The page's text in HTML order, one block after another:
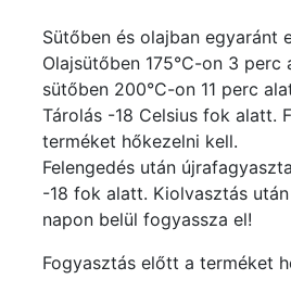
Sütőben és olajban egyaránt
Olajsütőben 175°C-on 3 perc
sütőben 200°C-on 11 perc
Tárolás -18 Celsius fok alatt.
terméket hőkezelni kell.
Felengedés után
-18 fok alatt. Kiolvasztás
napon belül fogyassza el!
Fogyasztás előtt a terméket